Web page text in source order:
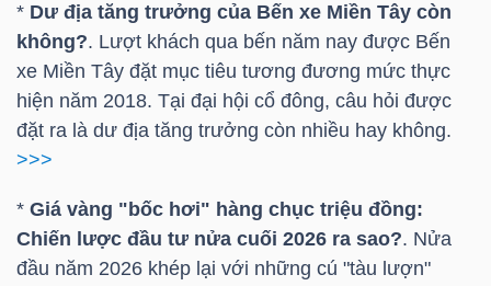
* Dư địa tăng trưởng của Bến xe Miền Tây còn
không?. Lượt khách qua bến năm nay được Bến
xe Miền Tây đặt mục tiêu tương đương mức thực
hiện năm 2018. Tại đại hội cổ đông, câu hỏi được
đặt ra là dư địa tăng trưởng còn nhiều hay không.
>>>
* Giá vàng "bốc hơi" hàng chục triệu đồng:
Chiến lược đầu tư nửa cuối 2026 ra sao?. Nửa
đầu năm 2026 khép lại với những cú "tàu lượn"
CÁ
NHÂN
VIETSTOCKFINANCE